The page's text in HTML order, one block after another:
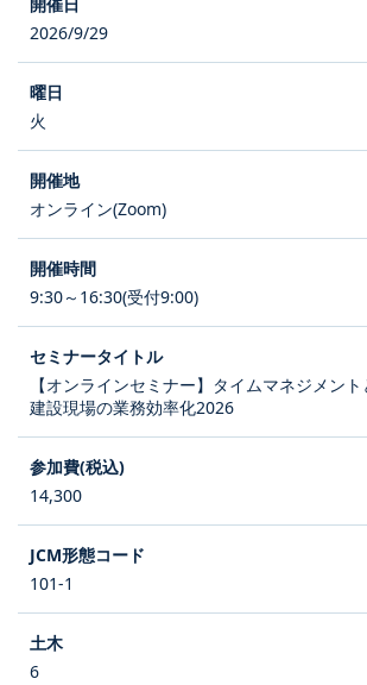
2026/9/29
火
オンライン(Zoom)
9:30～16:30(受付9:00)
【オンラインセミナー】タイムマネジメント
建設現場の業務効率化2026
14,300
101-1
6